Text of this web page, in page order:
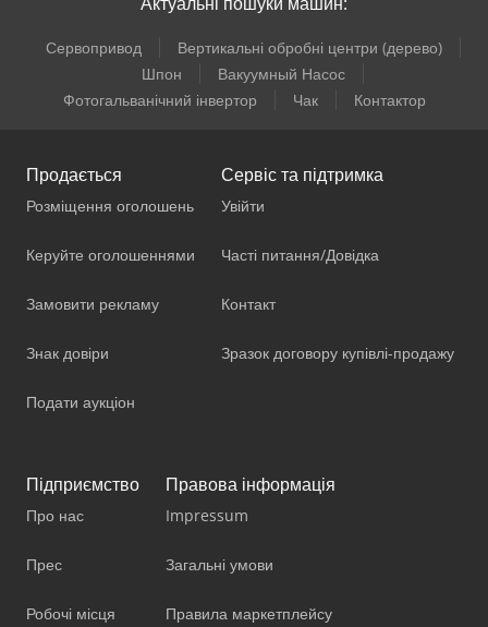
Сервопривод
Вертикальні обробні центри (дерево)
Шпон
Вакуумный Насос
Фотогальванічний інвертор
Чак Контактор
Продається
Розміщення оголошень
Керуйте оголошеннями
Замовити рекламу
Знак довіри
Подати аукціон
Сервіс та підтримка
Увійти
Часті питання/Довідка
Контакт
Зразок договору купівлі-продажу
Підприємство
Про нас
Прес
Робочі місця
Правова інформація
Impressum
Загальні умови
Правила маркетплейсу